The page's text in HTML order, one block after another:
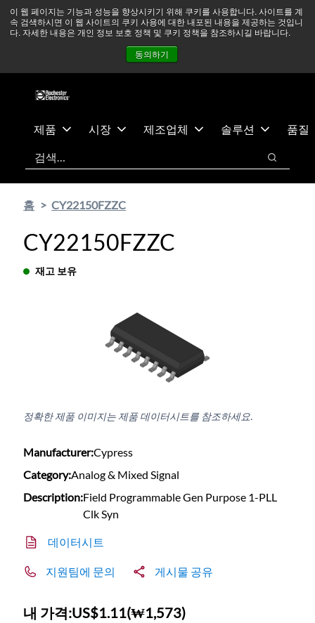
이 웹 페이지는 기능과 성능을 향상시키기 위해 쿠키를 사용합니다. 사이트를 계
속 검색하시면 이 웹 사이트의 쿠키 사용에 대한 내포된 내용을 제공하는 것입니
다. 자세한 내용은 개인 정보 보호 정책 및 쿠키 정책을 참조하시길 바랍니다.
동의하기
츠
건
중동 지역 상황을 지속적으로 주시하고 있으며, 모든 서비스는
정상적으로 운영되고 있습니다. 더 읽어보기 →
뉴스
문의하기
제품 시장 제조업체 솔루션
품질
검색
검색
홈 CY22150FZZC
CY22150FZZC
재고 보유
정확한 제품 이미지는 제품 데이터시트를 참조하세요.
Manufacturer:Cypress
Category:Analog & Mixed Signal
Description:Field Programmable Gen Purpose 1-PLL
Clk Syn
데이터시트
지원팀에 문의 게시물 공유
내 가격:US$1.11(₩1,573)